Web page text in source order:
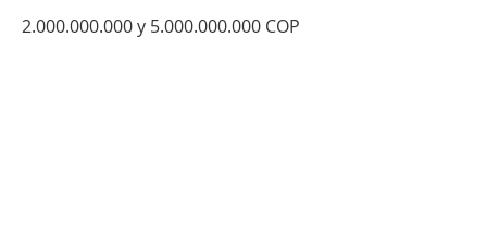
2.000.000.000 y 5.000.000.000 COP